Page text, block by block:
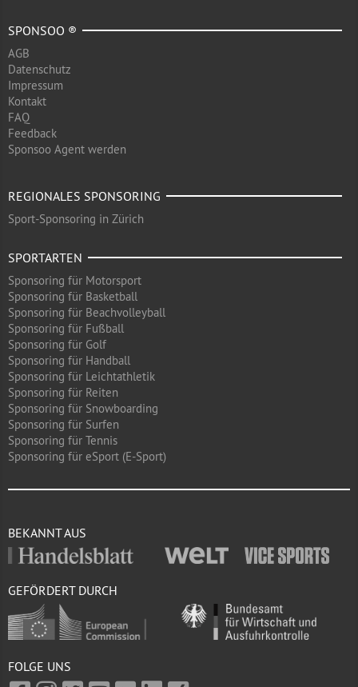
SPONSOO ®
AGB
Datenschutz
Impressum
Kontakt
FAQ
Feedback
Sponsoo Agent werden
REGIONALES SPONSORING
Sport-Sponsoring in Zürich
SPORTARTEN
Sponsoring für Motorsport
Sponsoring für Basketball
Sponsoring für Beachvolleyball
Sponsoring für Fußball
Sponsoring für Golf
Sponsoring für Handball
Sponsoring für Leichtathletik
Sponsoring für Reiten
Sponsoring für Snowboarding
Sponsoring für Surfen
Sponsoring für Tennis
Sponsoring für eSport (E-Sport)
BEKANNT AUS
GEFÖRDERT DURCH
FOLGE UNS